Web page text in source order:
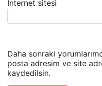
İnternet sitesi
Daha sonraki
posta adresim ve site
kaydedilsin.